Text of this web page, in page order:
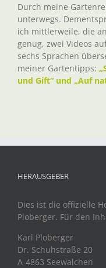
Durch meine
unterwegs.
ich mittlerweile, die
genug, zwei Videos
sechs Sprachen
meiner Gartentipps:
und Gift“ und „Auf
HERAUSGEBER
Dies ist die offizielle
Ploberger. Für den
Karl Ploberger
Dr. Schuhstraße 20
A-4863 Seewalchen